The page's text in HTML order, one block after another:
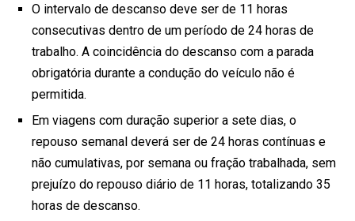
O intervalo de descanso deve ser de 11 horas
consecutivas dentro de um período de 24 horas de
trabalho. A coincidência do descanso com a parada
obrigatória durante a condução do veículo não é
permitida.
Em viagens com duração superior a sete dias, o
repouso semanal deverá ser de 24 horas contínuas e
não cumulativas, por semana ou fração trabalhada, sem
prejuízo do repouso diário de 11 horas, totalizando 35
horas de descanso.